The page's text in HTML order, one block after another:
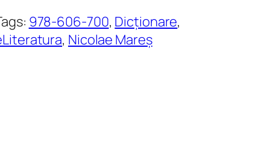
978-606-700, Dicționare
, Nicolae Mareș